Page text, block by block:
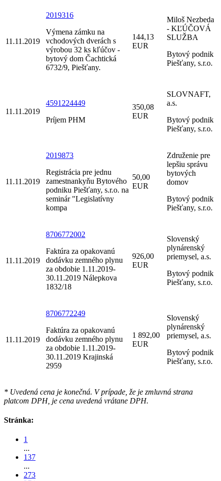
11.11.2019
2019316
Výmena zámku na
vchodových dverách s
výrobou 32 ks kľúčov -
bytový dom Čachtická
6732/9, Piešťany.
144,13
EUR
Miloš Nezbeda
- KĽÚČOVÁ
SLUŽBA
Bytový podnik
Piešťany, s.r.o.
11.11.2019
4591224449
Príjem PHM
350,08
EUR
SLOVNAFT,
a.s.
Bytový podnik
Piešťany, s.r.o.
11.11.2019
2019873
Registrácia pre jednu
zamestnankyňu Bytového
podniku Piešťany, s.r.o. na
seminár "Legislatívny
kompa
50,00
EUR
Združenie pre
lepšiu správu
bytových
domov
Bytový podnik
Piešťany, s.r.o.
11.11.2019
8706772002
Faktúra za opakovanú
dodávku zemného plynu
za obdobie 1.11.2019-
30.11.2019 Nálepkova
1832/18
926,00
EUR
Slovenský
plynárenský
priemysel, a.s.
Bytový podnik
Piešťany, s.r.o.
11.11.2019
8706772249
Faktúra za opakovanú
dodávku zemného plynu
za obdobie 1.11.2019-
30.11.2019 Krajinská
2959
1 892,00
EUR
Slovenský
plynárenský
priemysel, a.s.
Bytový podnik
Piešťany, s.r.o.
* Uvedená cena je konečná. V prípade, že je zmluvná strana
platcom DPH, je cena uvedená vrátane DPH.
Stránka:
1
...
137
...
273